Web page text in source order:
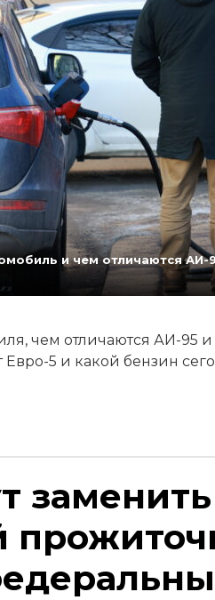
и чем отличаются АИ-
чем отличаются АИ-95 и
Евро-5 и какой бензин
заменить